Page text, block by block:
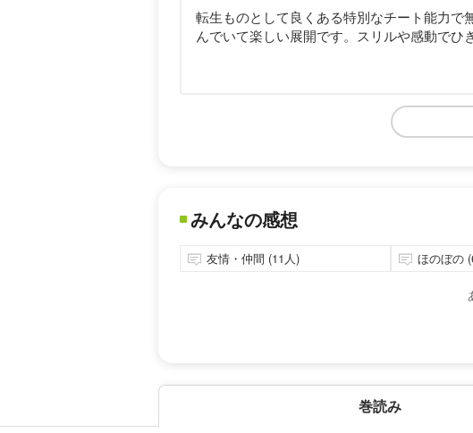
転生ものとして良くある特別なチート能力
んでいて楽しい展開です。スリルや感動でひ
みんなの感想
友情・仲間 (11人) ほのぼの
巻読み